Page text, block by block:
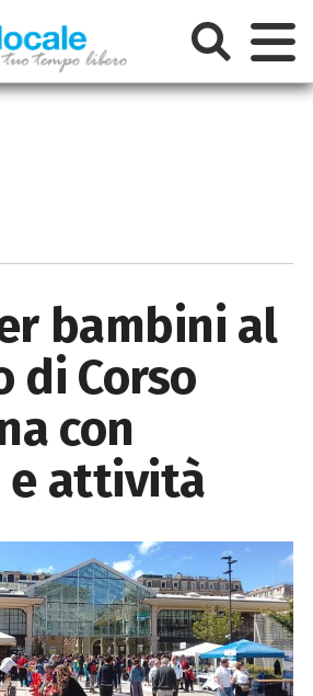
bambini al
di Corso
con
e attività